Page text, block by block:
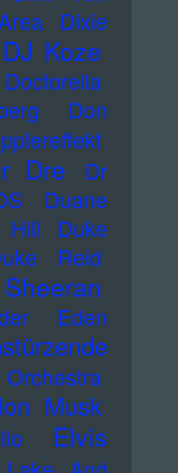
Dixie
DJ Koze
Doctorella
Don
Dre
Dr
Duane
Hill
Duke
Reid
Eden
Musk
Elvis